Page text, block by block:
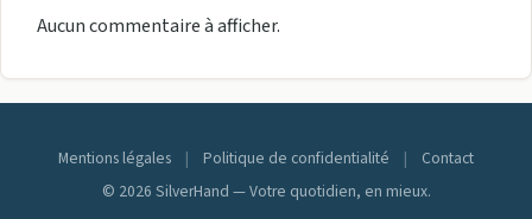
Aucun commentaire à afficher.
Mentions légales | Politique de confidentialité |
Contact
© 2026 SilverHand — Votre quotidien, en mieux.